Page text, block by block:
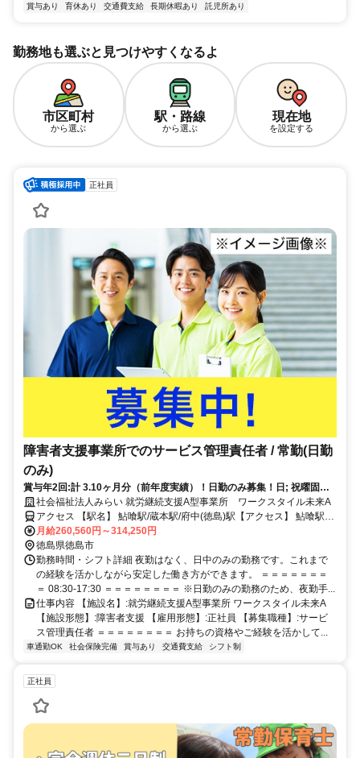
賞与あり
育休あり 交通費支給 長期休暇あり 託児所あり
勤務地も選ぶと見つけやすくなるよ
市区町村
から選ぶ
駅・路線
から選ぶ
現在地
を設定する
正社員
障害者支援事業所でのサービス管理責任者 / 常勤(日勤
のみ)
賞与年2回:計 3.10ヶ月分（前年度実績）！日勤のみ募集！日; 祝曜固定
休。社会福祉法人みらい 就労継続支援A型事業所 ワークスタイル未来A
アクセス 【駅名】 鮎喰駅/蔵本駅/府中(徳島)駅【アクセス】 鮎喰駅か
ら徒歩19分
月給260,560円～314,250円
徳島県徳島市
勤務時間・シフト詳細 夜勤はなく、日中のみの勤務です。これまで
の経験を活かしながら安定した働き方ができます。 ＝＝＝＝＝＝＝
＝ 08:30-17:30 ＝＝＝＝＝＝＝＝ ※日勤のみの勤務のため、夜勤手...
仕事内容 【施設名】:就労継続支援A型事業所 ワークスタイル未来A
【施設形態】:障害者支援 【雇用形態】:正社員 【募集職種】:サービ
ス管理責任者 ＝＝＝＝＝＝＝＝ お持ちの資格やご経験を活かして...
車通勤OK 社会保険完備 賞与あり 交通費支給 シフト制
正社員